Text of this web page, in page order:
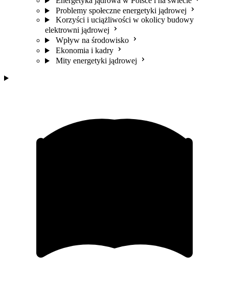
Problemy społeczne energetyki jądrowej
Korzyści i uciążliwości w okolicy budowy
elektrowni jądrowej
Wpływ na środowisko
Ekonomia i kadry
Mity energetyki jądrowej